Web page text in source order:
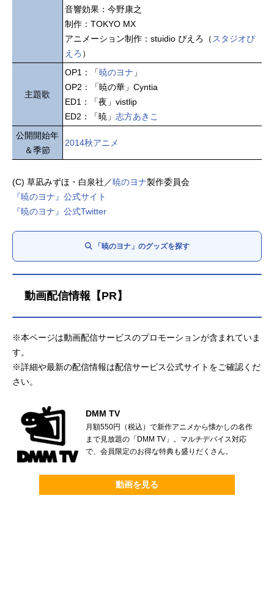
音響効果：今野康之
制作：TOKYO MX
アニメーション制作：stuidio ぴえろ（ スタジオぴ
えろ ）
主題歌
OP1：「暁のヨナ 」
OP2：「暁の華」Cyntia
ED1：「夜」vistlip
ED2：「暁」 志方あきこ
公開開始年
＆季節
2014秋アニメ
(C) 草凪みずほ・白泉社／暁のヨナ製作委員会
『暁のヨナ』公式サイト
『暁のヨナ』公式Twitter
「暁のヨナ」のグッズを探す
動画配信情報【PR】
※本ページは動画配信サービスのプロモーションが含まれていま
す。
※詳細や最新の配信情報は配信サービス公式サイトをご確認くだ
さい。
DMM TV
月額550円（税込）で新作アニメから懐かしの名作
まで見放題の「DMM TV」。マルチデバイス対応
で、会員限定のお得な特典も盛りだくさん。
動画を見る